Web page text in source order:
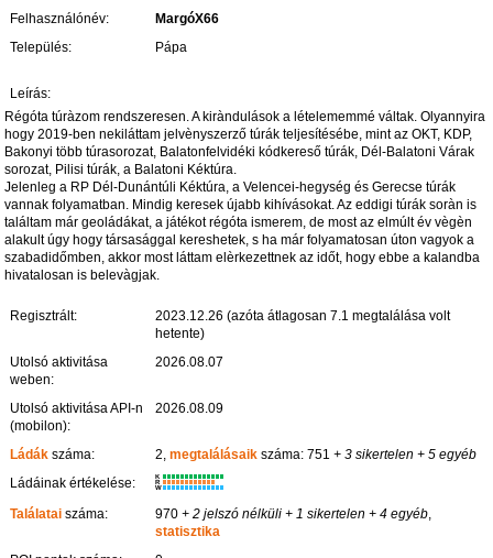
Felhasználónév:
MargóX66
Település:
Pápa
Leírás:
Régóta túràzom rendszeresen. A kiràndulások a lételememmé váltak. Olyannyira
hogy 2019-ben nekiláttam jelvènyszerző túrák teljesítésébe, mint az OKT, KDP,
Bakonyi több túrasorozat, Balatonfelvidéki kódkereső túrák, Dél-Balatoni Várak
sorozat, Pilisi túrák, a Balatoni Kéktúra.
Jelenleg a RP Dél-Dunántúli Kéktúra, a Velencei-hegység és Gerecse túrák
vannak folyamatban. Mindig keresek újabb kihívásokat. Az eddigi túrák soràn is
találtam már geoládákat, a játékot régóta ismerem, de most az elmúlt év vègèn
alakult úgy hogy társasággal kereshetek, s ha már folyamatosan úton vagyok a
szabadidőmben, akkor most láttam elèrkezettnek az időt, hogy ebbe a kalandba
hivatalosan is belevàgjak.
Regisztrált:
2023.12.26 (azóta átlagosan 7.1 megtalálása volt
hetente)
Utolsó aktivitása
weben:
2026.08.07
Utolsó aktivitása API-n
(mobilon):
2026.08.09
Ládák száma: 2,megtalálásaik száma: 751 + 3 sikertelen + 5 egyéb
Ládáinak értékelése:
K
R
W
Találatai száma: 970 + 2 jelszó nélküli + 1 sikertelen + 4 egyéb
statisztika